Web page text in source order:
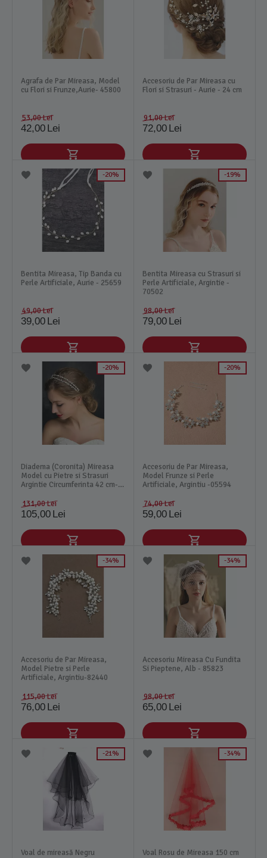
Agrafa de Par Mireasa, Model
cu Flori si Frunze,Aurie- 45800
53,00Lei
42,00 Lei
Accesoriu de Par Mireasa cu
Flori si Strasuri - Aurie - 24 cm
91,00Lei
72,00 Lei
20%
Bentita Mireasa, Tip Banda cu
Perle Artificiale, Aurie - 25659
49,00Lei
39,00 Lei
19%
Bentita Mireasa cu Strasuri si
Perle Artificiale, Argintie -
70502
98,00Lei
79,00 Lei
20%
Diadema (Coronita) Mireasa
Model cu Pietre si Strasuri
Argintie Circumferinta 42 cm-
131,00Lei
105,00 Lei
20%
Accesoriu de Par Mireasa,
Model Frunze si Perle
Artificiale, Argintiu -05594
74,00Lei
59,00 Lei
34%
Accesoriu de Par Mireasa,
Model Pietre si Perle
Artificiale, Argintiu-82440
115,00Lei
76,00 Lei
34%
Accesoriu Mireasa Cu Fundita
Si Pieptene, Alb - 85823
98,00Lei
65,00 Lei
21%
Voal de mireasă Negru
34%
Voal Rosu de Mireasa 150 cm